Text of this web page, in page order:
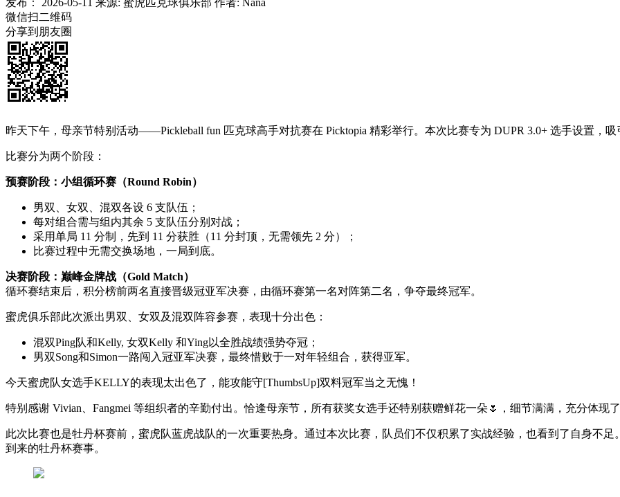
发布： 2026-05-11 来源: 蜜虎匹克球俱乐部 作者: Nana
微信扫二维码
分享到朋友圈
昨天下午，母亲节特别活动——Pickleball fun 匹克球高手对抗赛在 Picktopia 精彩举行。本次比赛专为 DUPR 3.0+ 选手设置，
比赛分为两个阶段：
预赛阶段：小组循环赛（Round Robin）
男双、女双、混双各设 6 支队伍；
每对组合需与组内其余 5 支队伍分别对战；
采用单局 11 分制，先到 11 分获胜（11 分封顶，无需领先 2 分）；
比赛过程中无需交换场地，一局到底。
决赛阶段：巅峰金牌战（Gold Match）
循环赛结束后，积分榜前两名直接晋级冠亚军决赛，由循环赛第一名对阵第二名，争夺最终冠军。
蜜虎俱乐部此次派出男双、女双及混双阵容参赛，表现十分出色：
混双Ping队和Kelly, 女双Kelly 和Ying以全胜战绩强势夺冠；
男双Song和Simon一路闯入冠亚军决赛，最终惜败于一对年轻组合，获得亚军。
今天蜜虎队女选手KELLY的表现太出色了，能攻能守[ThumbsUp]双料冠军当之无愧！
特别感谢 Vivian、Fangmei 等组织者的辛勤付出。恰逢母亲节，所有获奖女选手还特别获赠鲜花一朵🌷，细节满满，充分体现
此次比赛也是牡丹杯赛前，蜜虎队蓝虎战队的一次重要热身。通过本次比赛，队员们不仅积累了实战经验，也看到了自身不
到来的牡丹杯赛事。